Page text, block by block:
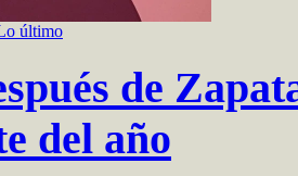
último
de
del año